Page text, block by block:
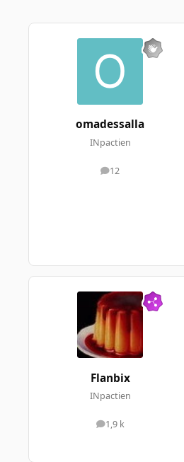
omadessalla
INpactien
12
messages
Flanbix
INpactien
1,9 k
messages